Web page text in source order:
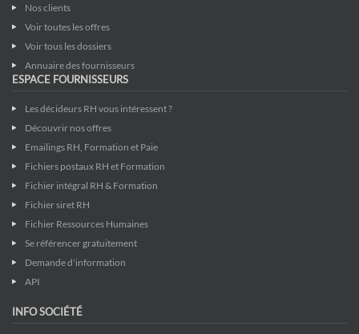
Nos clients
Voir toutes les offres
Voir tous les dossiers
Annuaire des fournisseurs
ESPACE FOURNISSEURS
Les décideurs RH vous intéressent ?
Découvrir nos offres
Emailings RH, Formation et Paie
Fichiers postaux RH et Formation
Fichier intégral RH & Formation
Fichier siret RH
Fichier Ressources Humaines
Se référencer gratuitement
Demande d'information
API
INFO SOCIÉTÉ